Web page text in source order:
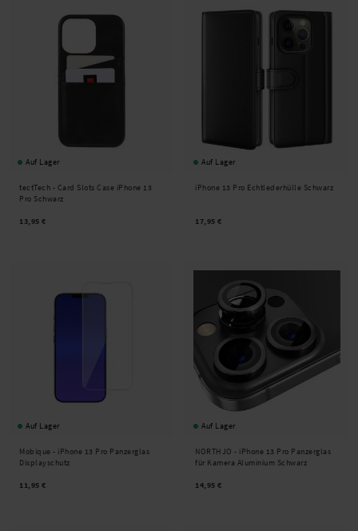
Auf Lager
tectTech - Card Slots Case iPhone 13
Pro Schwarz
13,95 €
Auf Lager
iPhone 13 Pro Echtlederhülle Schwarz
17,95 €
Auf Lager
Mobique - iPhone 13 Pro Panzerglas
Displayschutz
11,95 €
Auf Lager
NORTHJO - iPhone 13 Pro Panzerglas
für Kamera Aluminium Schwarz
14,95 €